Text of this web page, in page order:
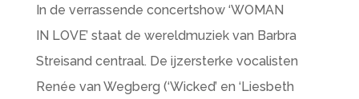
In de verrassende concertshow ‘WOMAN
IN LOVE’ staat de wereldmuziek van Barbra
Streisand centraal. De ijzersterke vocalisten
Renée van Wegberg (‘Wicked’ en ‘Liesbeth